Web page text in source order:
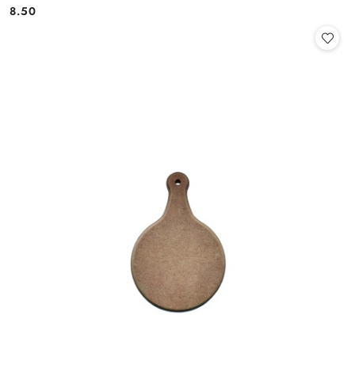
Cena:
8.50